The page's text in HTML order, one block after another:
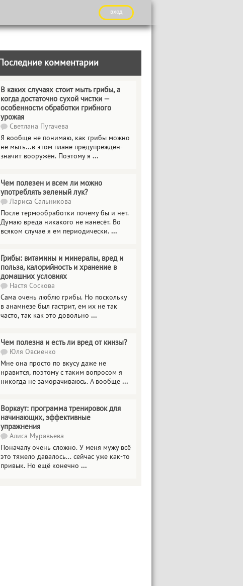
вход
Последние комментарии
В каких случаях стоит мыть грибы, а
когда достаточно сухой чистки —
особенности обработки грибного
урожая
Светлана Пугачева
Я вообще не понимаю, как грибы можно
не мыть...в этом плане предупреждён-
значит вооружён. Поэтому я ...
Чем полезен и всем ли можно
употреблять зеленый лук?
Лариса Сальникова
После термообработки почему бы и нет.
Думаю вреда никакого не нанесёт. Во
всяком случае я ем периодически. ...
Грибы: витамины и минералы, вред и
польза, калорийность и хранение в
домашних условиях
Настя Соскова
Сама очень люблю грибы. Но поскольку
в анамнезе был гастрит, ем их не так
часто, так как это довольно ...
Чем полезна и есть ли вред от кинзы?
Юля Овсиенко
Мне она просто по вкусу даже не
нравится, поэтому с таким вопросом я
никогда не заморачиваюсь. А вообще ...
Воркаут: программа тренировок для
начинающих, эффективные
упражнения
Алиса Муравьева
Поначалу очень сложно. У меня мужу всё
это тяжело давалось... сейчас уже как-то
привык. Но ещё конечно ...